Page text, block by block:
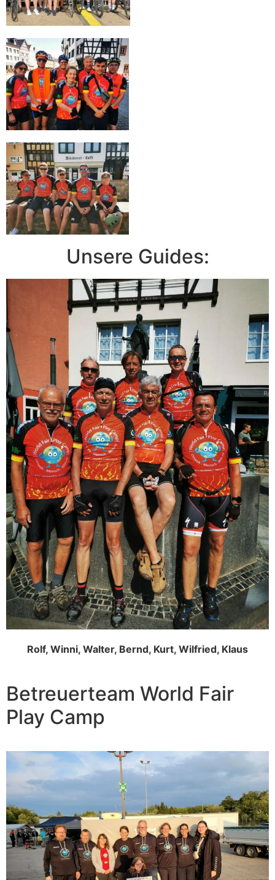
Unsere Guides:
Rolf, Winni, Walter, Bernd, Kurt, Wilfried, Klaus
Betreuerteam World Fair
Play Camp